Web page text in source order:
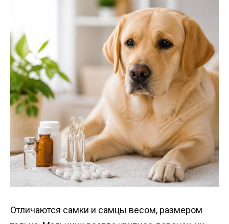
Отличаются самки и самцы весом, размером